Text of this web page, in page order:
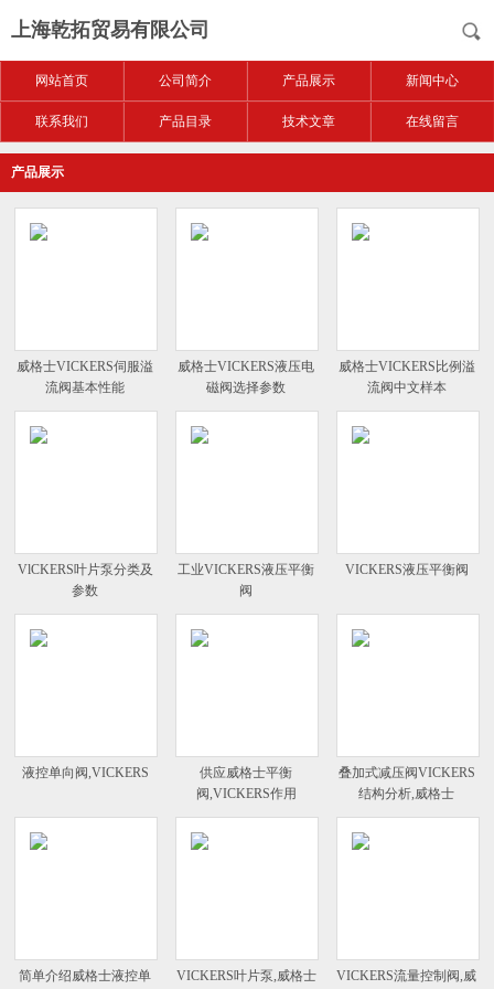
上海乾拓贸易有限公司
网站首页 公司简介 产品展示 新闻中心
联系我们 产品目录 技术文章 在线留言
产品展示
威格士VICKERS伺服溢
流阀基本性能
威格士VICKERS液压电
磁阀选择参数
威格士VICKERS比例溢
流阀中文样本
VlCKERS叶片泵分类及
参数
工业VICKERS液压平衡
阀
VICKERS液压平衡阀
液控单向阀,VICKERS
供应威格士平衡
阀,VICKERS作用
叠加式减压阀VICKERS
结构分析,威格士
简单介绍威格士液控单
VICKERS叶片泵,威格士
VICKERS流量控制阀,威